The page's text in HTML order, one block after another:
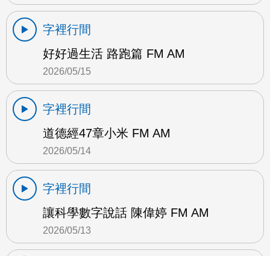
字裡行間
好好過生活 路跑篇 FM AM
2026/05/15
字裡行間
道德經47章小米 FM AM
2026/05/14
字裡行間
讓科學數字說話 陳偉婷 FM AM
2026/05/13